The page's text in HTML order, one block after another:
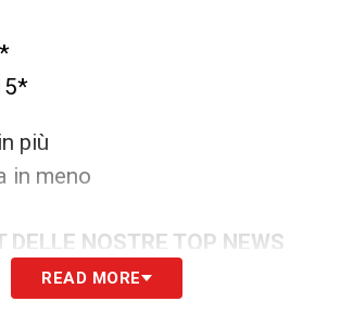
più
in meno
DELLE NOSTRE TOP NEWS
READ MORE